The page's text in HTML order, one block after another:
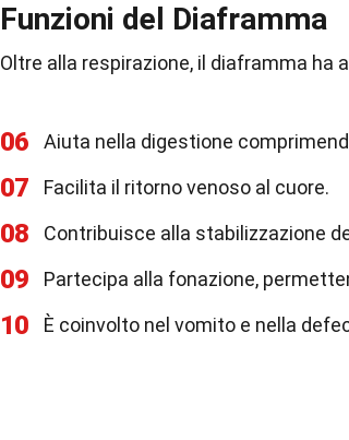
Funzioni del Diaframma
Oltre alla respirazione, il diaframma
06 Aiuta nella digestione
07 Facilita il ritorno venoso al cuore.
08 Contribuisce alla stabilizzazione
09 Partecipa alla fonazione,
10 È coinvolto nel vomito e nella